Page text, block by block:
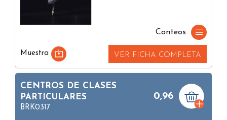
Conteos
Muestra VER FICHA COMPLETA
CENTROS DE CLASES
PARTICULARES
BRK0317
0,96